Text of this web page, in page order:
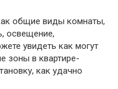
общие виды комнаты,
освещение,
увидеть как могут
зоны в квартире-
как удачно